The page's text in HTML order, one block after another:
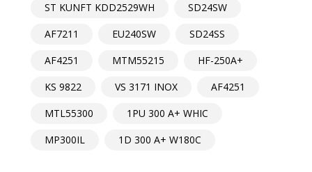
ST KUNFT KDD2529WH
SD24SW
AF7211
EU240SW
SD24SS
AF4251
MTM55215
HF-250A+
KS 9822
VS 3171 INOX
AF4251
MTL55300
1PU 300 A+ WHIC
MP300IL
1D 300 A+ W180C